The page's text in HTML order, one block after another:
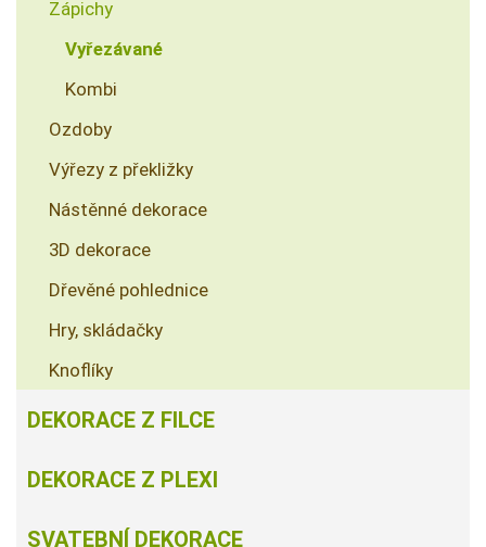
Zápichy
Vyřezávané
Kombi
Ozdoby
Výřezy z překližky
Nástěnné dekorace
3D dekorace
Dřevěné pohlednice
Hry, skládačky
Knoflíky
DEKORACE Z FILCE
DEKORACE Z PLEXI
SVATEBNÍ DEKORACE